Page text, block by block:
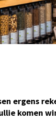
ergens
komen